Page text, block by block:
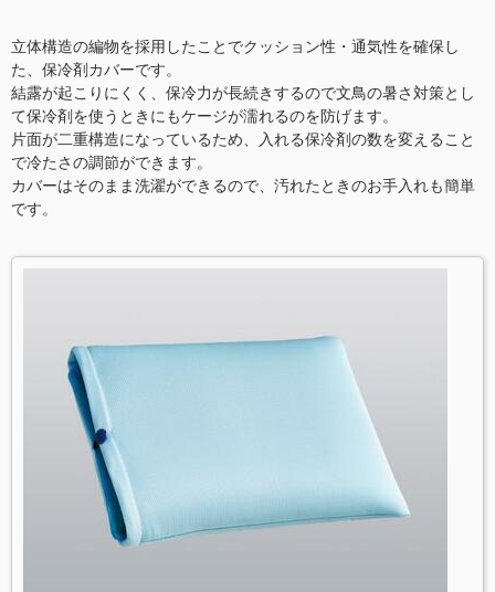
立体構造の編物を採用したことでクッション性・通気性を確保し
た、保冷剤カバーです。
結露が起こりにくく、保冷力が長続きするので文鳥の暑さ対策とし
て保冷剤を使うときにもケージが濡れるのを防げます。
片面が二重構造になっているため、入れる保冷剤の数を変えること
で冷たさの調節ができます。
カバーはそのまま洗濯ができるので、汚れたときのお手入れも簡単
です。